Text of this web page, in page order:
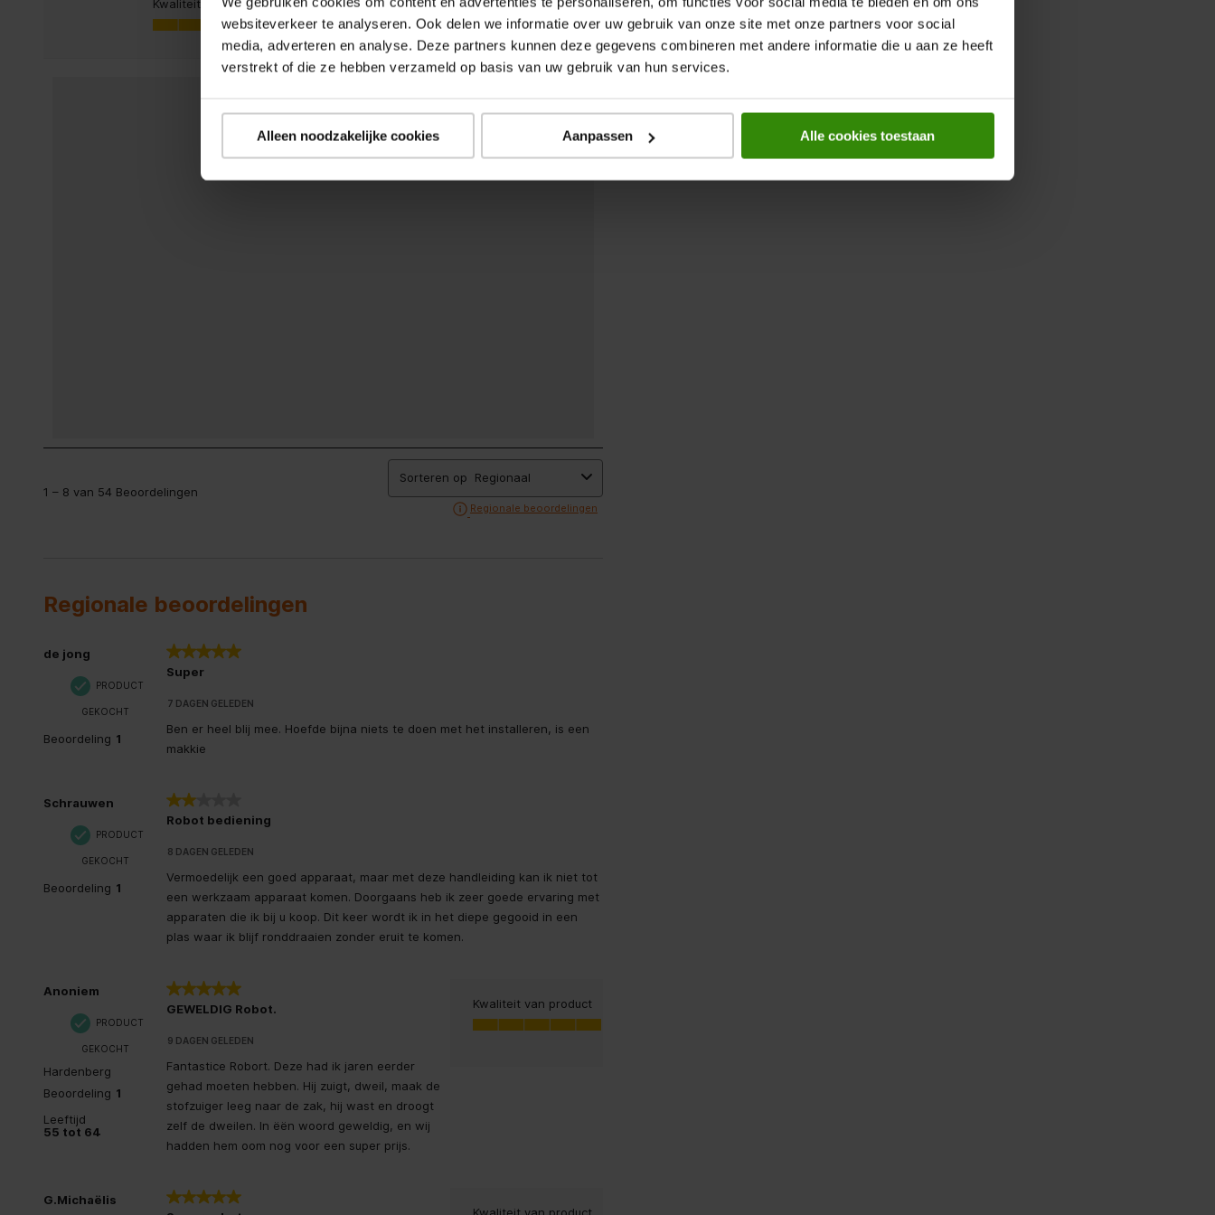
websiteverkeer te analyseren. Ook delen we informatie over uw gebruik van onze site met onze partners voor social
media, adverteren en analyse. Deze partners kunnen deze gegevens combineren met andere informatie die u aan ze heeft
verstrekt of die ze hebben verzameld op basis van uw gebruik van hun services.
Alleen noodzakelijke cookies Aanpassen Alle cookies toestaan
Automatisch terug naar basisstation
Kwaliteit van product
Kwaliteit van product, 4.8 van 5
4.8
Waarde van product
Waarde van product, 4.7 van 5
4.7
van
1 – 8 van 54 Beoordelingen
Sorteren op Regionaal
Regionale beoordelingen
Regionale beoordelingen
de jong
PRODUCT
GEKOCHT
Beoordeling 1
5 van 5 sterren.
Super
7 DAGEN GELEDEN
Ben er heel blij mee. Hoefde bijna niets te doen met het installeren, is een
makkie
Schrauwen
PRODUCT
GEKOCHT
Beoordeling 1
2 van 5 sterren.
Robot bediening
8 DAGEN GELEDEN
Vermoedelijk een goed apparaat, maar met deze handleiding kan ik niet tot
een werkzaam apparaat komen. Doorgaans heb ik zeer goede ervaring met
apparaten die ik bij u koop. Dit keer wordt ik in het diepe gegooid in een
plas waar ik blijf ronddraaien zonder eruit te komen.
Anoniem
PRODUCT
GEKOCHT
Hardenberg
Beoordeling 1
Leeftijd
55 tot 64
5 van 5 sterren.
GEWELDIG Robot.
9 DAGEN GELEDEN
Fantastice Robort. Deze had ik jaren eerder
gehad moeten hebben. Hij zuigt, dweil, maak de
stofzuiger leeg naar de zak, hij wast en droogt
zelf de dweilen. In ëën woord geweldig, en wij
hadden hem oom nog voor een super prijs.
Kwaliteit van product
Kwaliteit van product, 5.0 van 5
G.Michaëlis 5 van 5 sterren.